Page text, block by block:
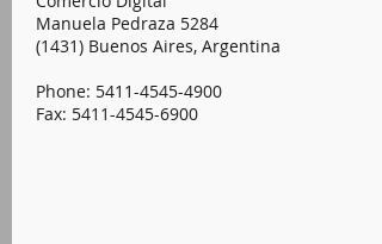
Manuela Pedraza 5284
(1431) Buenos Aires, Argentina
Phone: 5411-4545-4900
Fax: 5411-4545-6900